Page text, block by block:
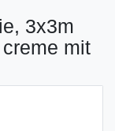
3x3m
mit